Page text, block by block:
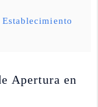
Apertura en